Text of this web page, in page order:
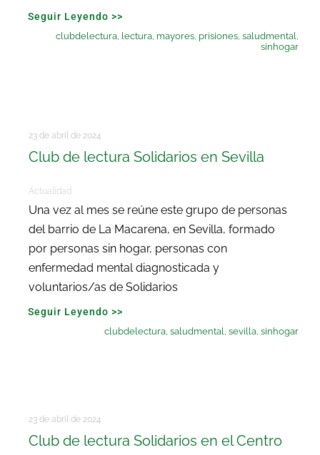
Seguir Leyendo >>
clubdelectura, lectura, mayores, prisiones,saludmental,
sinhogar
23 de abril de 2024
Club de lectura Solidarios en Sevilla
Actualidad
Una vez al mes se reúne este grupo de personas
del barrio de La Macarena, en Sevilla, formado
por personas sin hogar, personas con
enfermedad mental diagnosticada y
voluntarios/as de Solidarios
Seguir Leyendo >>
clubdelectura ,saludmental ,sevilla ,sinhogar
23 de abril de 2024
Club de lectura Solidarios en el Centro